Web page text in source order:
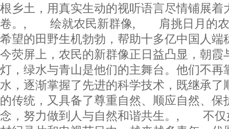
根乡土，用真实生动的视听语言尽情铺展着
卷。, 绘就农民新群像, 肩挑日月的农
希望的田野生机勃勃，帮助十多亿中国人端
今荧屏上，农民的新群像正日益凸显，朝霞
灯，绿水与青山是他们的主舞台。他们不再
水，逐渐掌握了先进的科学技术，既继承了
的传统，又具备了尊重自然、顺应自然、保
念，努力做到人与自然和谐共生。, 不仅